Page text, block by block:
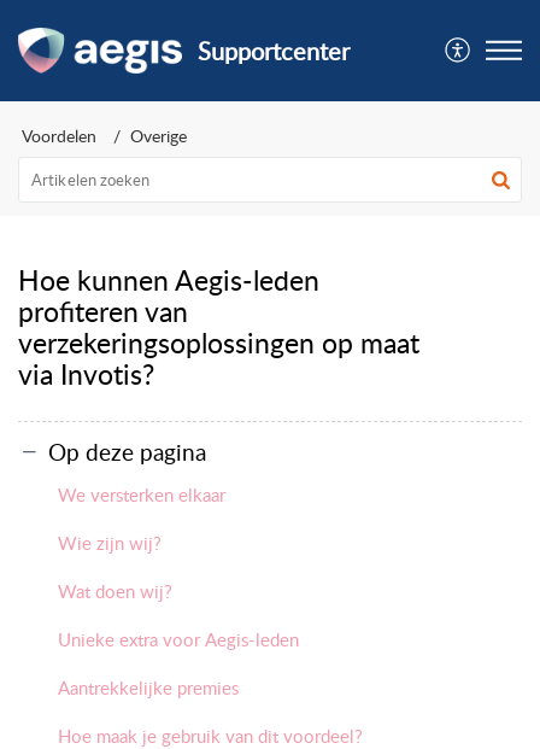
Supportcenter
Voordelen Overige
Hoe kunnen Aegis-leden
profiteren van
verzekeringsoplossingen op maat
via Invotis?
Op deze pagina
We versterken elkaar
Wie zijn wij?
Wat doen wij?
Unieke extra voor Aegis-leden
Aantrekkelijke premies
Hoe maak je gebruik van dit voordeel?